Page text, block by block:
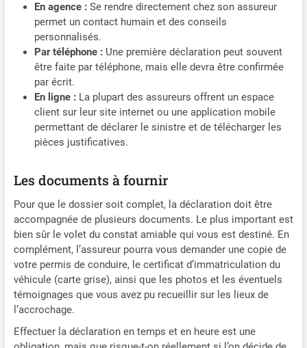
En agence :Se rendre directement chez son assureur
permet un contact humain et des conseils
personnalisés.
Par téléphone :Une première déclaration peut souvent
être faite par téléphone, mais elle devra être confirmée
par écrit.
En ligne :La plupart des assureurs offrent un espace
client sur leur site internet ou une application mobile
permettant de déclarer le sinistre et de télécharger les
pièces justificatives.
Les documents à fournir
Pour que le dossier soit complet, la déclaration doit être
accompagnée de plusieurs documents. Le plus important est
bien sûr le volet du constat amiable qui vous est destiné. En
complément, l’assureur pourra vous demander une copie de
votre permis de conduire, le certificat d’immatriculation du
véhicule (carte grise), ainsi que les photos et les éventuels
témoignages que vous avez pu recueillir sur les lieux de
l’accrochage.
Effectuer la déclaration en temps et en heure est une